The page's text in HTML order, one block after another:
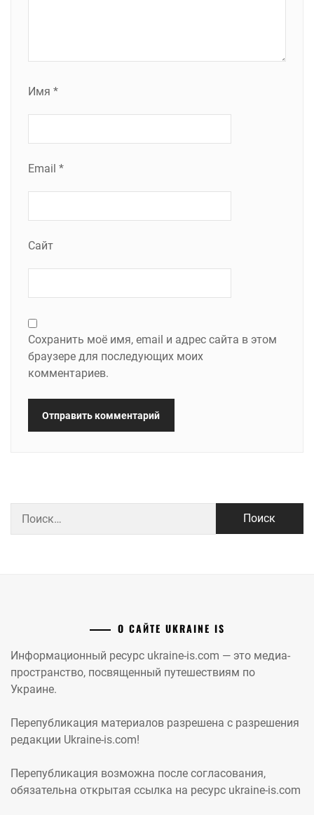
Имя *
Email *
Сайт
Сохранить моё имя, email и адрес сайта в этом
браузере для последующих моих
комментариев.
О САЙТЕ UKRAINE IS
Информационный ресурс ukraine-is.com — это медиа-
пространство, посвященный путешествиям по
Украине.
Перепубликация материалов разрешена с разрешения
редакции Ukraine-is.com!
Перепубликация возможна после согласования,
обязательна открытая ссылка на ресурс ukraine-is.com